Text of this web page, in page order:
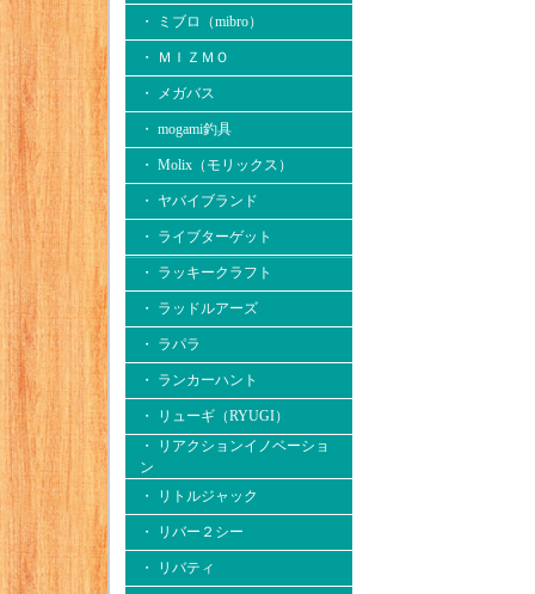
・ ミブロ（mibro）
・ ＭＩＺＭＯ
・ メガバス
・ mogami釣具
・ Molix（モリックス）
・ ヤバイブランド
・ ライブターゲット
・ ラッキークラフト
・ ラッドルアーズ
・ ラパラ
・ ランカーハント
・ リューギ（RYUGI）
・ リアクションイノベーショ
ン
・ リトルジャック
・ リバー２シー
・ リバティ